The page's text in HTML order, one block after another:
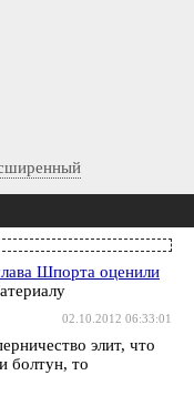
Шпорта оценили
02.10.2012 06:33:01
элит, что
болтун, то